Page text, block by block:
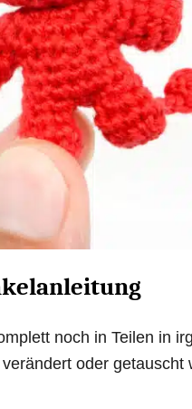
noch in Teilen in
oder getauscht